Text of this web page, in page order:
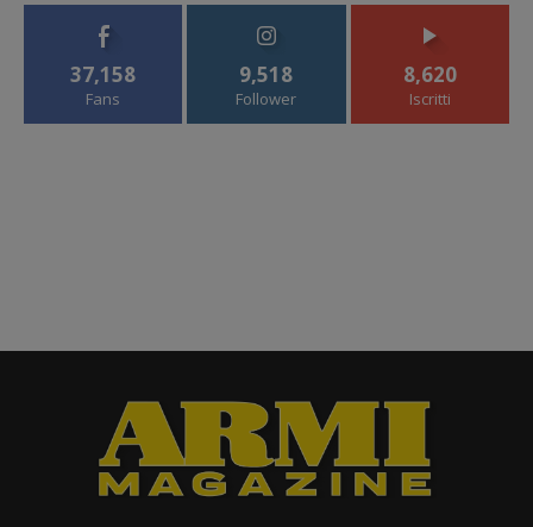
37,158
Fans
9,518
Follower
8,620
Iscritti